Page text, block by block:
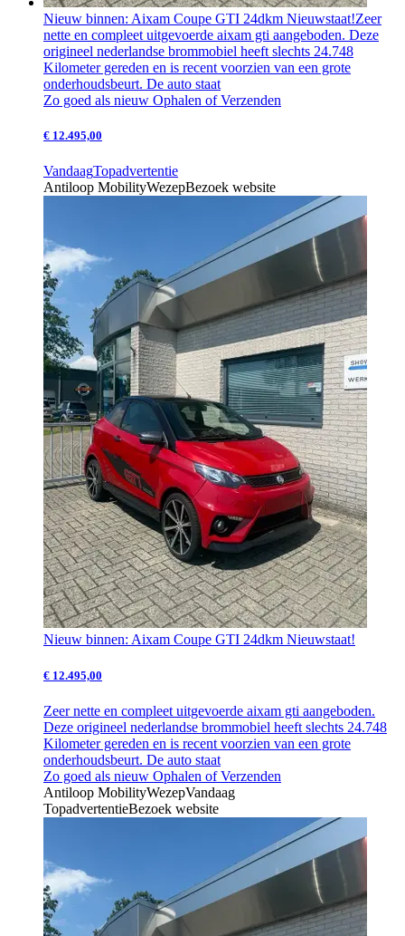
Nieuw binnen: Aixam Coupe GTI 24dkm Nieuwstaat!Zeer
nette en compleet uitgevoerde aixam gti aangeboden. Deze
origineel nederlandse brommobiel heeft slechts 24.748
Kilometer gereden en is recent voorzien van een grote
onderhoudsbeurt. De auto staat
Zo goed als nieuw Ophalen of Verzenden
€ 12.495,00
VandaagTopadvertentie
Antiloop MobilityWezepBezoek website
Nieuw binnen: Aixam Coupe GTI 24dkm Nieuwstaat!
€ 12.495,00
Zeer nette en compleet uitgevoerde aixam gti aangeboden.
Deze origineel nederlandse brommobiel heeft slechts 24.748
Kilometer gereden en is recent voorzien van een grote
onderhoudsbeurt. De auto staat
Zo goed als nieuw Ophalen of Verzenden
Antiloop MobilityWezepVandaag
TopadvertentieBezoek website